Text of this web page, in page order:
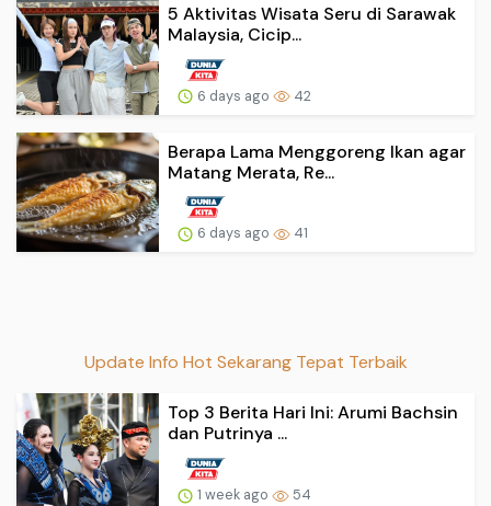
5 Aktivitas Wisata Seru di Sarawak
Malaysia, Cicip...
6 days ago 42
Berapa Lama Menggoreng Ikan agar
Matang Merata, Re...
6 days ago 41
Update Info Hot Sekarang Tepat Terbaik
Top 3 Berita Hari Ini: Arumi Bachsin
dan Putrinya ...
1 week ago 54